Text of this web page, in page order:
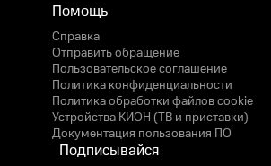
Помощь
Справка
Отправить обращение
Пользовательское соглашение
Политика конфиденциальности
Политика обработки файлов cookie
Устройства КИОН (ТВ и приставки)
Документация пользования ПО
Подписывайся